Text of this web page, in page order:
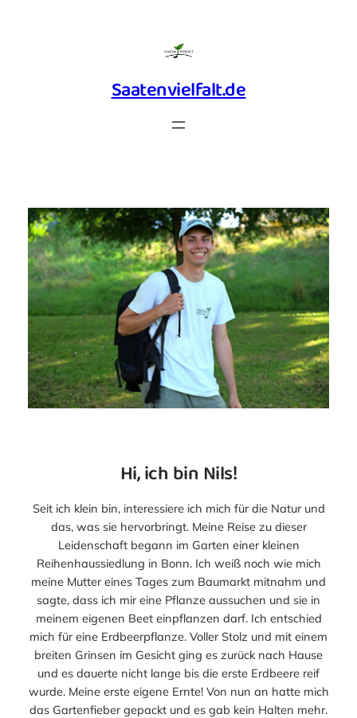
Saatenvielfalt.de
Hi, ich bin Nils!
Seit ich klein bin, interessiere ich mich für die Natur und
das, was sie hervorbringt. Meine Reise zu dieser
Leidenschaft begann im Garten einer kleinen
Reihenhaussiedlung in Bonn. Ich weiß noch wie mich
meine Mutter eines Tages zum Baumarkt mitnahm und
sagte, dass ich mir eine Pflanze aussuchen und sie in
meinem eigenen Beet einpflanzen darf. Ich entschied
mich für eine Erdbeerpflanze. Voller Stolz und mit einem
breiten Grinsen im Gesicht ging es zurück nach Hause
und es dauerte nicht lange bis die erste Erdbeere reif
wurde. Meine erste eigene Ernte! Von nun an hatte mich
das Gartenfieber gepackt und es gab kein Halten mehr.